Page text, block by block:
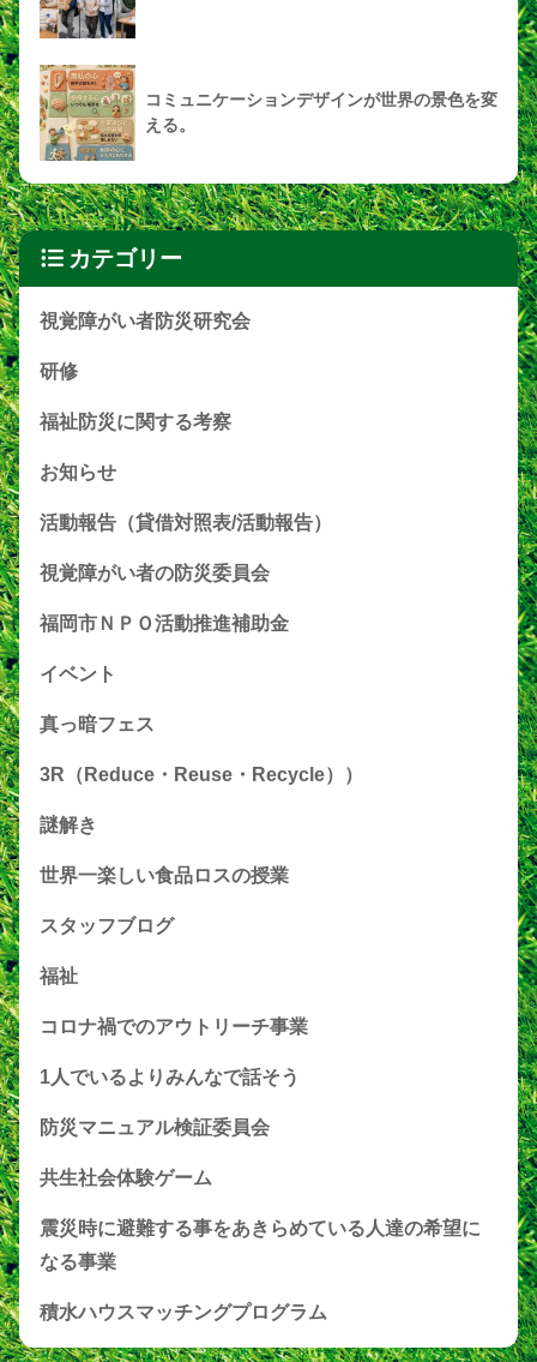
コミュニケーションデザインが世界の景色を変
える。
カテゴリー
視覚障がい者防災研究会
研修
福祉防災に関する考察
お知らせ
活動報告（貸借対照表/活動報告）
視覚障がい者の防災委員会
福岡市ＮＰＯ活動推進補助金
イベント
真っ暗フェス
3R（Reduce・Reuse・Recycle））
謎解き
世界一楽しい食品ロスの授業
スタッフブログ
福祉
コロナ禍でのアウトリーチ事業
1人でいるよりみんなで話そう
防災マニュアル検証委員会
共生社会体験ゲーム
震災時に避難する事をあきらめている人達の希望に
なる事業
積水ハウスマッチングプログラム